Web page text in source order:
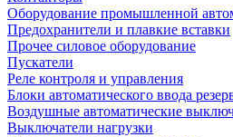
Оборудование промышленной
Предохранители и плавкие вставки
Прочее силовое оборудование
Пускатели
Реле контроля и управления
Блоки автоматического ввода
Воздушные автоматические
Выключатели нагрузки